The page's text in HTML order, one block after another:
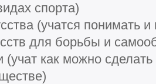
спорта)
(учатся понимать
для борьбы и
(учат как можно